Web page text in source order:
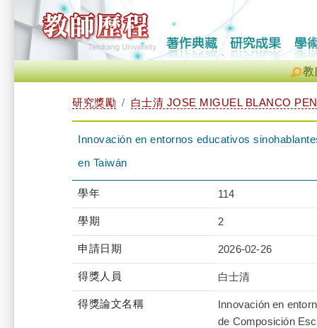
教
研究獎勵 白士清 JOSE MIGUEL BLANCO
Innovación en entornos educativos
en Taiwán
學年 114
學期 2
申請日期 2026-02-26
得獎人員 白士清
得獎論文名稱
Innovación en
de Composición